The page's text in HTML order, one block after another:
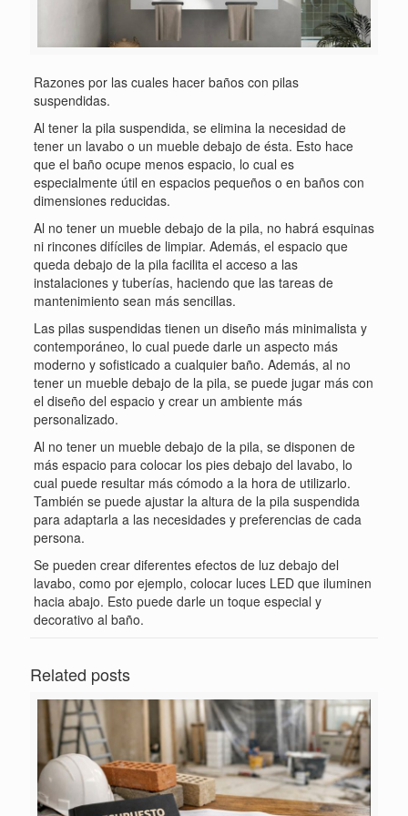
Razones por las cuales hacer baños con pilas
suspendidas.
Al tener la pila suspendida, se elimina la necesidad de
tener un lavabo o un mueble debajo de ésta. Esto hace
que el baño ocupe menos espacio, lo cual es
especialmente útil en espacios pequeños o en baños con
dimensiones reducidas.
Al no tener un mueble debajo de la pila, no habrá esquinas
ni rincones difíciles de limpiar. Además, el espacio que
queda debajo de la pila facilita el acceso a las
instalaciones y tuberías, haciendo que las tareas de
mantenimiento sean más sencillas.
Las pilas suspendidas tienen un diseño más minimalista y
contemporáneo, lo cual puede darle un aspecto más
moderno y sofisticado a cualquier baño. Además, al no
tener un mueble debajo de la pila, se puede jugar más con
el diseño del espacio y crear un ambiente más
personalizado.
Al no tener un mueble debajo de la pila, se disponen de
más espacio para colocar los pies debajo del lavabo, lo
cual puede resultar más cómodo a la hora de utilizarlo.
También se puede ajustar la altura de la pila suspendida
para adaptarla a las necesidades y preferencias de cada
persona.
Se pueden crear diferentes efectos de luz debajo del
lavabo, como por ejemplo, colocar luces LED que iluminen
hacia abajo. Esto puede darle un toque especial y
decorativo al baño.
Related posts